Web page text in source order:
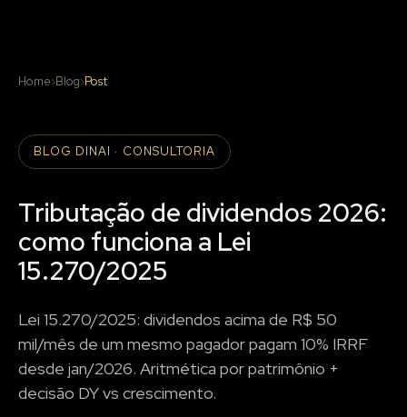
Home›Blog›Post
BLOG DINAI · CONSULTORIA
Tributação de dividendos 2026:
como funciona a Lei
15.270/2025
Lei 15.270/2025: dividendos acima de R$ 50
mil/mês de um mesmo pagador pagam 10% IRRF
desde jan/2026. Aritmética por patrimônio +
decisão DY vs crescimento.